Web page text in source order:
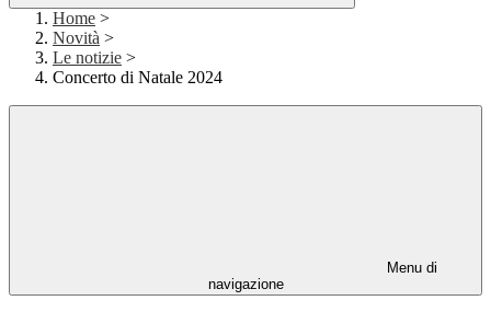
Home >
Novità >
Le notizie >
Concerto di Natale 2024
Menu di
navigazione